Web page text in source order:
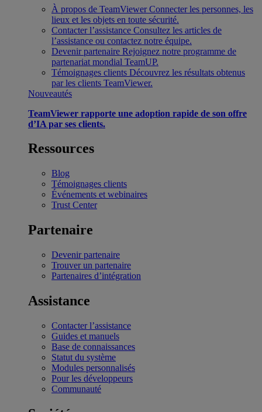
À propos de TeamViewer Connecter les personnes, les
lieux et les objets en toute sécurité.
Contacter l’assistance Consultez les articles de
l’assistance ou contactez notre équipe.
Devenir partenaire Rejoignez notre programme de
partenariat mondial TeamUP.
Témoignages clients Découvrez les résultats obtenus
par les clients TeamViewer.
Nouveautés
TeamViewer rapporte une adoption rapide de son offre
d’IA par ses clients.
Ressources
Blog
Témoignages clients
Événements et webinaires
Trust Center
Partenaire
Devenir partenaire
Trouver un partenaire
Partenaires d’intégration
Assistance
Contacter l’assistance
Guides et manuels
Base de connaissances
Statut du système
Modules personnalisés
Pour les développeurs
Communauté